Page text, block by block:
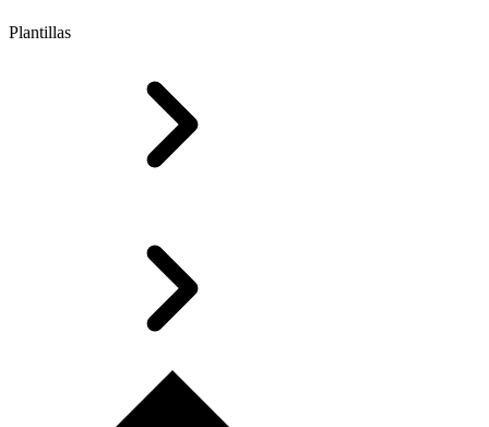
Plantillas